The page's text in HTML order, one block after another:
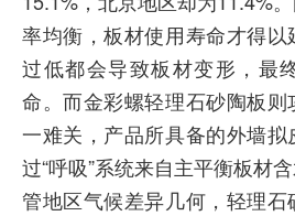
率均衡，板材使用寿命才得
过低都会导致板材变形，最
命。而金彩螺轻理石砂陶板
一难关，产品所具备的外墙
过“呼吸”系统来自主平衡板材
管地区气候差异几何，轻理